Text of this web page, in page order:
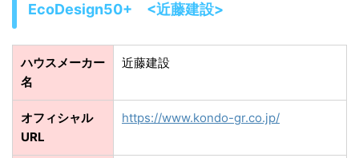
EcoDesign50+ <近藤建設>
ハウスメーカー
名
近藤建設
オフィシャル
URL
https://www.kondo-gr.co.jp/